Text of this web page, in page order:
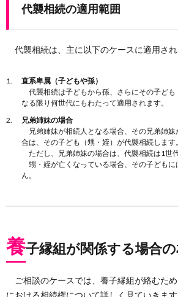
代襲相続の適用範囲
代襲相続は、主に以下のケースに適用され
直系卑属（子どもや孫）
代襲相続は子どもから孫、さらにその子ども
なる限り何世代にもわたって適用されます。
兄弟姉妹の場合
兄弟姉妹が相続人となる場合、その兄弟姉妹
合は、その子ども（甥・姪）が代襲相続します。
ただし、兄弟姉妹の場合は、代襲相続は1世
甥・姪が亡くなっている場合、その子どもに
ん。
養子縁組が関係する場合
ご相談のケースでは、養子縁組が絡むた
における相続権について詳しく見ていきます